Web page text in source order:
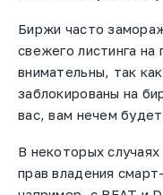
Биржи часто
свежего листинга
внимательны, так
заблокированы на
вас, вам нечем
В некоторых
прав владения